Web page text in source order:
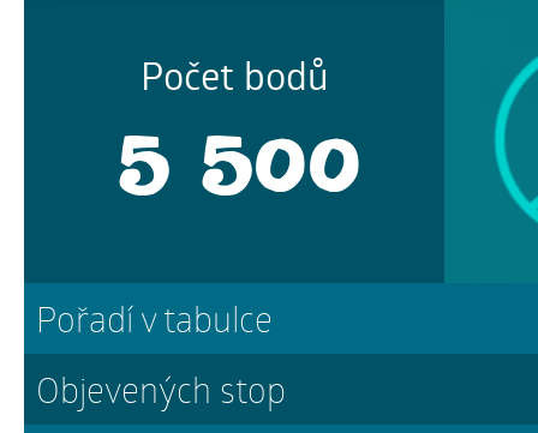
Počet bodů
5 500
Pořadí v tabulce
Objevených stop